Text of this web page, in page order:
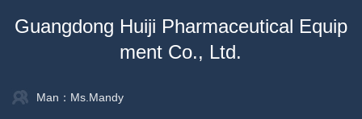
Guangdong Huiji Pharmaceutical Equip
ment Co., Ltd.
Man：Ms.Mandy